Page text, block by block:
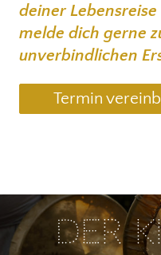
deiner
melde dich gerne
unverbindlichen
Termin
Der